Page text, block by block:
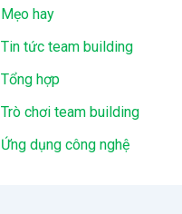
Mẹo hay
Tin tức team building
Tổng hợp
Trò chơi team building
Ứng dụng công nghệ